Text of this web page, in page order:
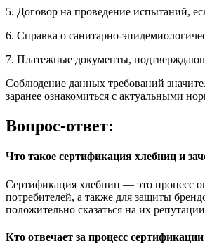
5. Договор на проведение испытаний,
6. Справка о санитарно-
7. Платежные документы,
Соблюдение данных требований
заранее ознакомиться с актуальными
Вопрос-ответ:
Что такое сертификация хлебниц и
Сертификация хлебниц — это процесс
потребителей, а также для защиты
положительно сказаться на их
Кто отвечает за процесс